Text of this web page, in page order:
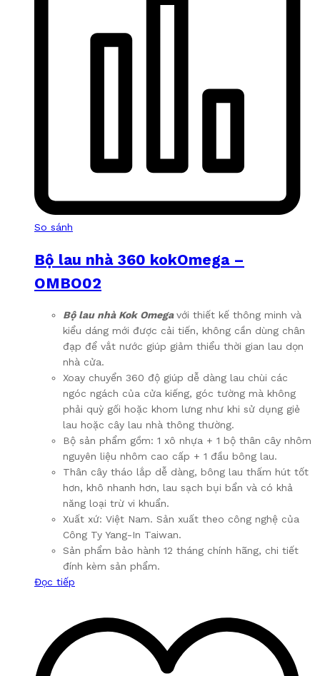
So sánh
Bộ lau nhà 360 kokOmega –
OMBO02
Bộ lau nhà Kok Omegavới thiết kế thông minh và
kiểu dáng mới được cải tiến, không cần dùng chân
đạp để vắt nước giúp giảm thiểu thời gian lau dọn
nhà cửa.
Xoay chuyển 360 độ giúp dễ dàng lau chùi các
ngóc ngách của cửa kiếng, góc tường mà không
phải quỳ gối hoặc khom lưng như khi sử dụng giẻ
lau hoặc cây lau nhà thông thường.
Bộ sản phẩm gồm: 1 xô nhựa + 1 bộ thân cây nhôm
nguyên liệu nhôm cao cấp + 1 đầu bông lau.
Thân cây tháo lắp dễ dàng, bông lau thấm hút tốt
hơn, khô nhanh hơn, lau sạch bụi bẩn và có khả
năng loại trừ vi khuẩn.
Xuất xứ: Việt Nam. Sản xuất theo công nghệ của
Công Ty Yang-In Taiwan.
Sản phẩm bảo hành 12 tháng chính hãng, chi tiết
đính kèm sản phẩm.
Đọc tiếp